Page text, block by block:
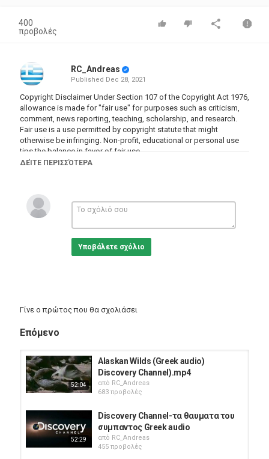
400
προβολές
RC_Andreas
Published Dec 28, 2021
Copyright Disclaimer Under Section 107 of the Copyright Act 1976,
allowance is made for "fair use" for purposes such as criticism,
comment, news reporting, teaching, scholarship, and research.
Fair use is a use permitted by copyright statute that might
otherwise be infringing. Non-profit, educational or personal use
tips the balance in favor of fair use.
ΔΕΊΤΕ ΠΕΡΙΣΣΌΤΕΡΑ
Υποβάλετε σχόλιο
Γίνε ο πρώτος που θα σχολιάσει
Επόμενο
52:04
Alaskan Wilds (Greek audio)
Discovery Channel).mp4
από RC_Andreas
683 προβολές
52:29
Discovery Channel-τα θαυματα του
συμπαντος Greek audio
από RC_Andreas
455 προβολές